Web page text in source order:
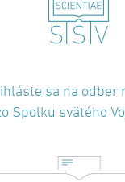
sa na odber
Spolku svätého